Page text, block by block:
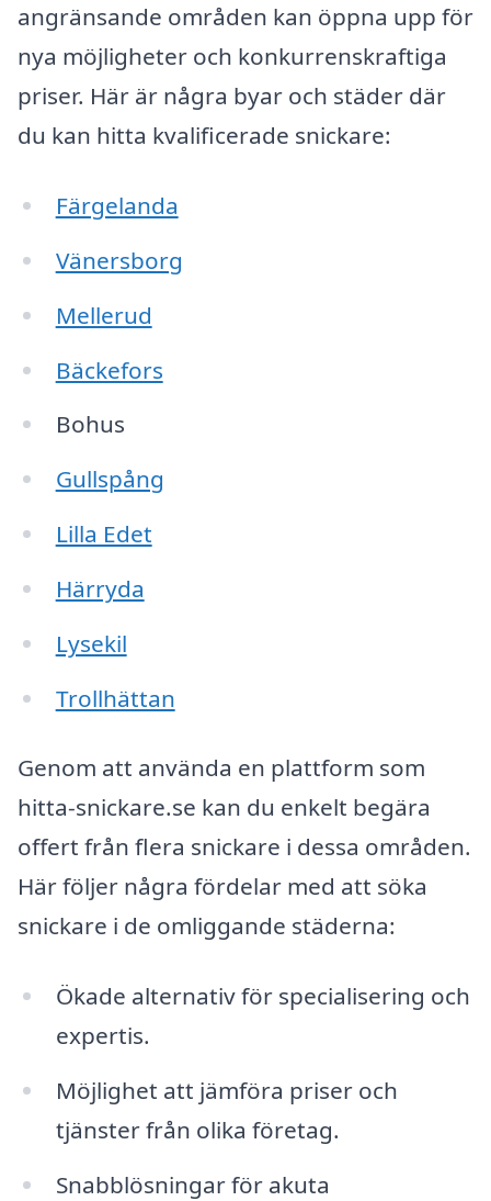
angränsande områden kan öppna upp för
nya möjligheter och konkurrenskraftiga
priser. Här är några byar och städer där
du kan hitta kvalificerade snickare:
Färgelanda
Vänersborg
Mellerud
Bäckefors
Bohus
Gullspång
Lilla Edet
Härryda
Lysekil
Trollhättan
Genom att använda en plattform som
hitta-snickare.se kan du enkelt begära
offert från flera snickare i dessa områden.
Här följer några fördelar med att söka
snickare i de omliggande städerna:
Ökade alternativ för specialisering och
expertis.
Möjlighet att jämföra priser och
tjänster från olika företag.
Snabblösningar för akuta